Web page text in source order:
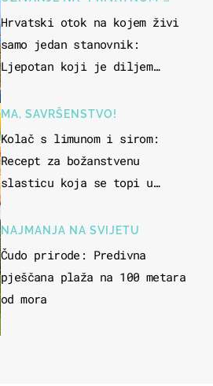
OTOKU
Hrvatski otok na kojem živi
samo jedan stanovnik:
Ljepotan koji je diljem
"bijelom zlatu"
MA, SAVRŠENSTVO!
Kolač s limunom i sirom:
Recept za božanstvenu
slasticu koja se topi u
NAJMANJA NA SVIJETU
Čudo prirode: Predivna
pješčana plaža na 100 metara
od mora